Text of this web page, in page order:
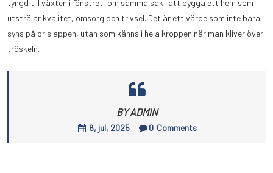
tyngd till växten i fönstret, om samma sak: att bygga ett hem som
utstrålar kvalitet, omsorg och trivsel. Det är ett värde som inte bara
syns på prislappen, utan som känns i hela kroppen när man kliver över
tröskeln.
BY ADMIN
6, jul, 2025 0 Comments